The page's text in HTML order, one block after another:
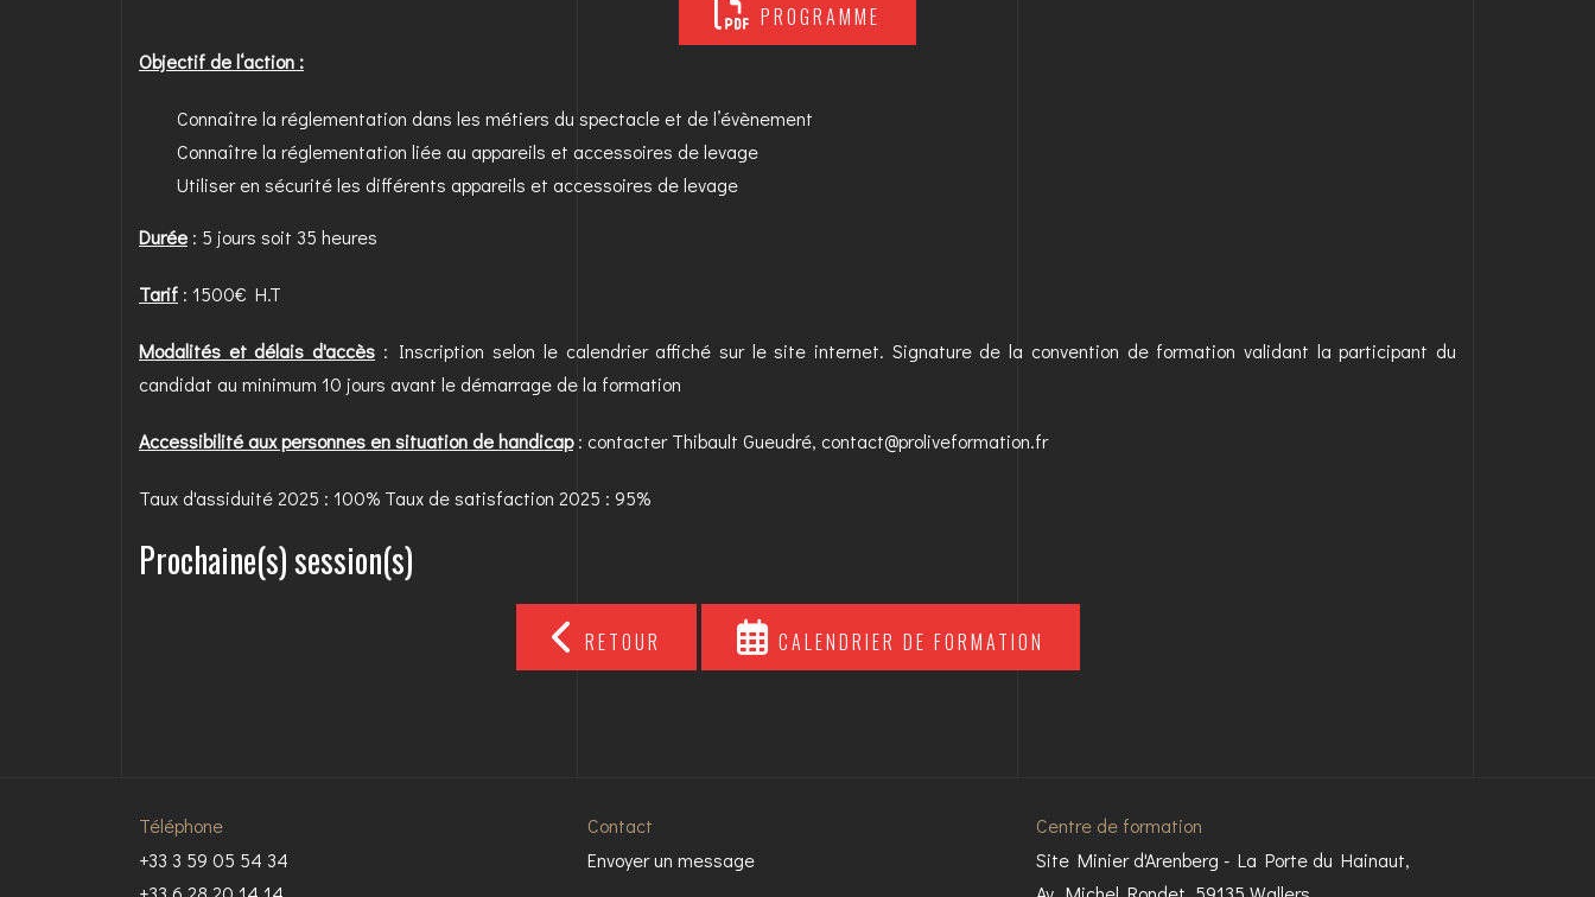
PROGRAMME
Objectif de l‘action :
Connaître la réglementation dans les métiers du spectacle et de l’évènement
Connaître la réglementation liée au appareils et accessoires de levage
Utiliser en sécurité les différents appareils et accessoires de levage
Durée : 5 jours soit 35 heures
Tarif : 1500€ H.T
Modalités et délais d'accès : Inscription selon le calendrier affiché sur le site internet. Signature de la convention de formation validant la participant du
candidat au minimum 10 jours avant le démarrage de la formation
Accessibilité aux personnes en situation de handicap: contacter Thibault Gueudré, contact@proliveformation.fr
Taux d'assiduité 2025 : 100% Taux de satisfaction 2025 : 95%
Prochaine(s) session(s)
RETOUR CALENDRIER DE FORMATION
Téléphone
+33 3 59 05 54 34
Contact
Envoyer un message
Centre de formation
Site Minier d'Arenberg - La Porte du Hainaut,